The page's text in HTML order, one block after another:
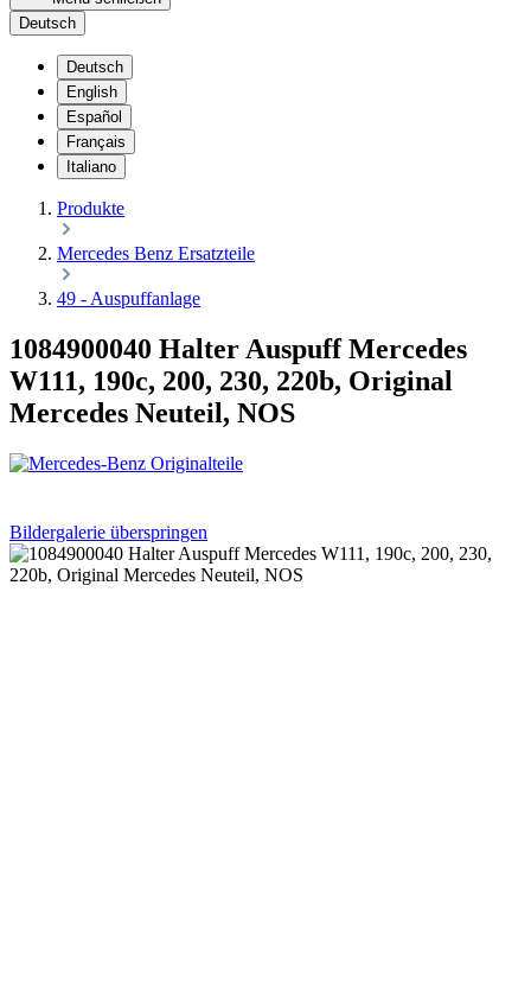
Deutsch
Deutsch
English
Español
Français
Italiano
Produkte
Mercedes Benz Ersatzteile
49 - Auspuffanlage
1084900040 Halter Auspuff Mercedes
W111, 190c, 200, 230, 220b, Original
Mercedes Neuteil, NOS
Bildergalerie überspringen